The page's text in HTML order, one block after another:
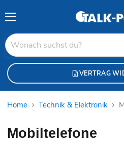
VERTRAG
Home Technik & Elektronik
Mobiltelefone